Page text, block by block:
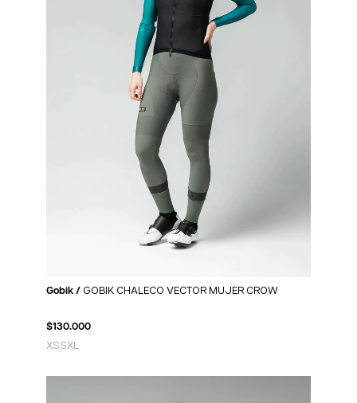
Gobik / GOBIK CHALECO VECTOR MUJER CROW
$130.000
XSSXL